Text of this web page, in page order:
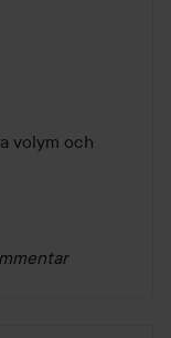
volym och